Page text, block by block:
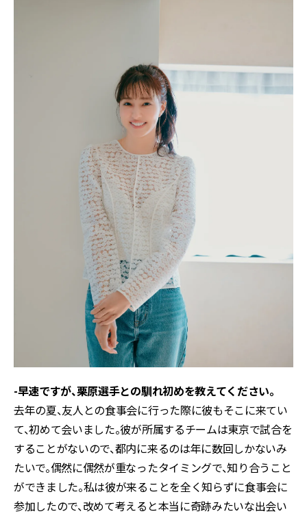
-早速ですが、栗原選手との馴れ初めを教えてください。
去年の夏、友人との食事会に行った際に彼もそこに来てい
て、初めて会いました。彼が所属するチームは東京で試合を
することがないので、都内に来るのは年に数回しかないみ
たいで。偶然に偶然が重なったタイミングで、知り合うこと
ができました。私は彼が来ることを全く知らずに食事会に
参加したので、改めて考えると本当に奇跡みたいな出会い